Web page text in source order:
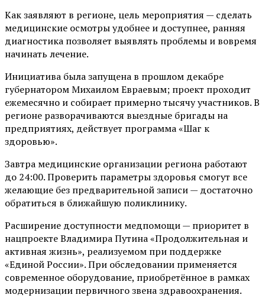
Как заявляют в регионе, цель мероприятия — сделать
медицинские осмотры удобнее и доступнее, ранняя
диагностика позволяет выявлять проблемы и вовремя
начинать лечение.
Инициатива была запущена в прошлом декабре
губернатором Михаилом Евраевым; проект проходит
ежемесячно и собирает примерно тысячу участников. В
регионе разворачиваются выездные бригады на
предприятиях, действует программа «Шаг к
здоровью».
Завтра медицинские организации региона работают
до 24:00. Проверить параметры здоровья смогут все
желающие без предварительной записи — достаточно
обратиться в ближайшую поликлинику.
Расширение доступности медпомощи — приоритет в
нацпроекте Владимира Путина «Продолжительная и
активная жизнь», реализуемом при поддержке
«Единой России». При обследовании применяется
современное оборудование, приобретённое в рамках
модернизации первичного звена здравоохранения.